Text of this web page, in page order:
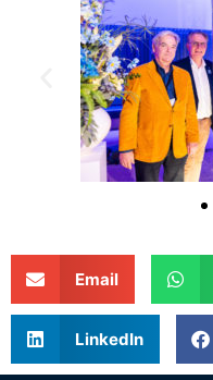
Email
LinkedIn